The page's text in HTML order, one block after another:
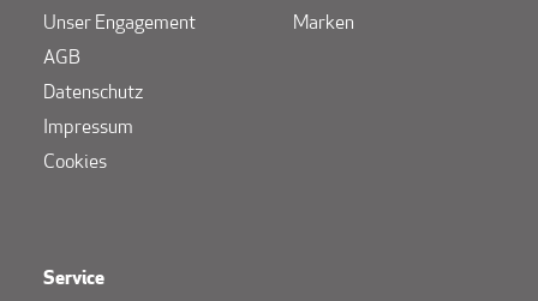
Unser Engagement
AGB
Datenschutz
Impressum
Cookies
Marken
Service